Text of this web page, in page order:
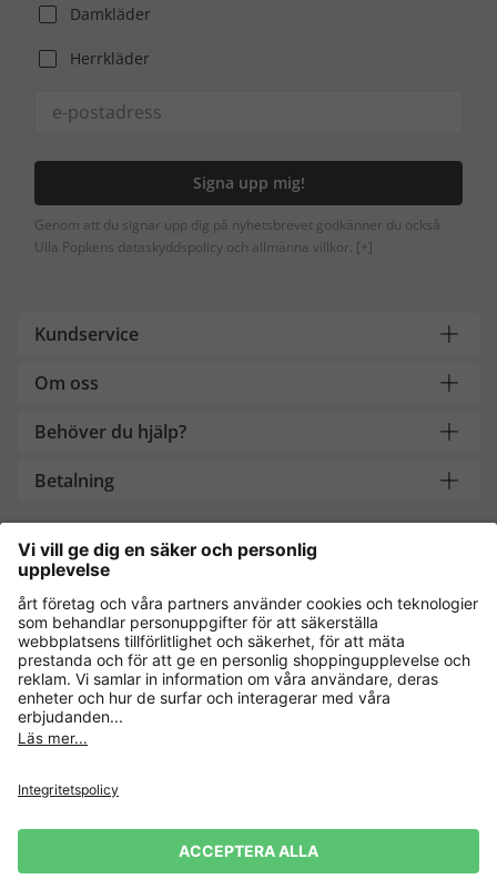
Damkläder
Herrkläder
Signa upp mig!
Genom att du signar upp dig på nyhetsbrevet godkänner du också
Ulla Popkens dataskyddspolicy och allmänna villkor. [+]
Kundservice
Om oss
Behöver du hjälp?
Betalning
Handla säkert med
Andra onlinebutiker
Sverige
Allmänna villkor Ångra köp
Cookie-inställningar